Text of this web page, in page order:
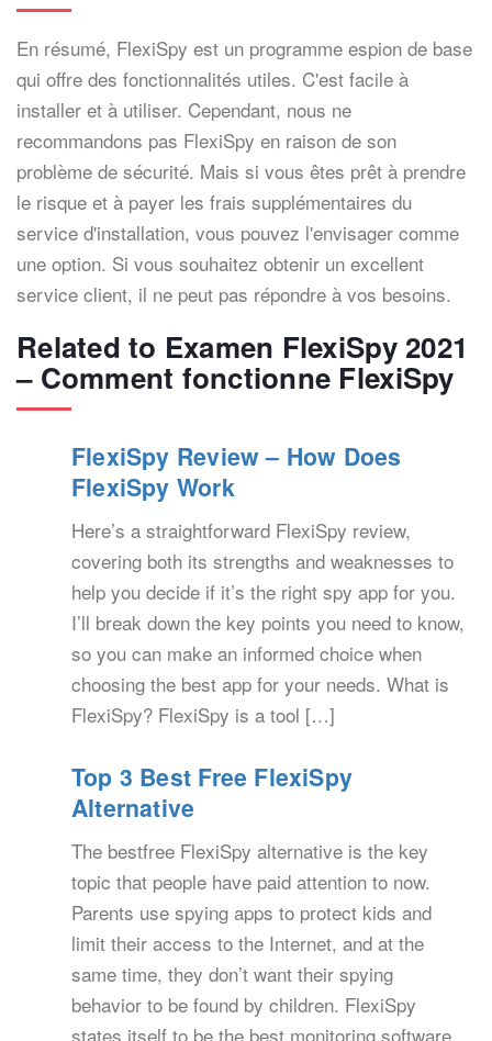
En résumé, FlexiSpy est un programme espion de base
qui offre des fonctionnalités utiles. C'est facile à
installer et à utiliser. Cependant, nous ne
recommandons pas FlexiSpy en raison de son
problème de sécurité. Mais si vous êtes prêt à prendre
le risque et à payer les frais supplémentaires du
service d'installation, vous pouvez l'envisager comme
une option. Si vous souhaitez obtenir un excellent
service client, il ne peut pas répondre à vos besoins.
Related to Examen FlexiSpy 2021
– Comment fonctionne FlexiSpy
FlexiSpy Review – How Does
FlexiSpy Work
Here’s a straightforward FlexiSpy review,
covering both its strengths and weaknesses to
help you decide if it’s the right spy app for you.
I’ll break down the key points you need to know,
so you can make an informed choice when
choosing the best app for your needs. What is
FlexiSpy? FlexiSpy is a tool […]
Top 3 Best Free FlexiSpy
Alternative
The bestfree FlexiSpy alternative is the key
topic that people have paid attention to now.
Parents use spying apps to protect kids and
limit their access to the Internet, and at the
same time, they don’t want their spying
behavior to be found by children. FlexiSpy
states itself to be the best monitoring software.